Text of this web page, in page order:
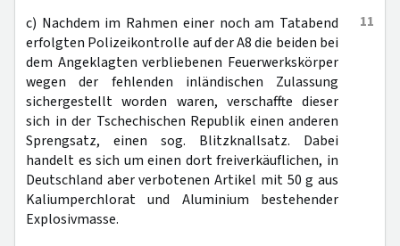
11
c) Nachdem im Rahmen einer noch am Tatabend
erfolgten Polizeikontrolle auf der A8 die beiden bei
dem Angeklagten verbliebenen Feuerwerkskörper
wegen der fehlenden inländischen Zulassung
sichergestellt worden waren, verschaffte dieser
sich in der Tschechischen Republik einen anderen
Sprengsatz, einen sog. Blitzknallsatz. Dabei
handelt es sich um einen dort freiverkäuflichen, in
Deutschland aber verbotenen Artikel mit 50 g aus
Kaliumperchlorat und Aluminium bestehender
Explosivmasse.